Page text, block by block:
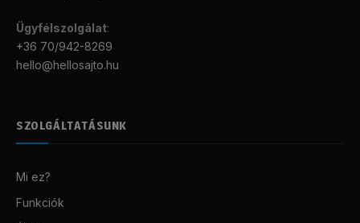
Ügyfélszolgálat:
+36 70/942-8269
hello@hellosajto.hu
SZOLGÁLTATÁSUNK
Mi ez?
Funkciók